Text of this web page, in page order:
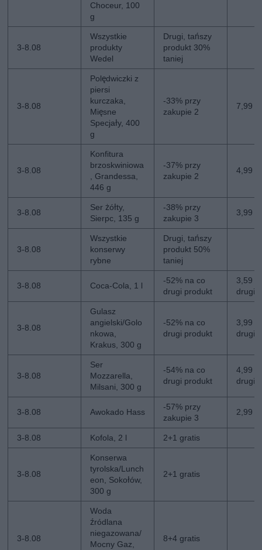
Choceur, 100
g
3-8.08
Wszystkie
produkty
Wedel
Drugi, tańszy
produkt 30%
taniej
3-8.08
Polędwiczki z
piersi
kurczaka,
Mięsne
Specjały, 400
g
-33% przy
zakupie 2
7,99
3-8.08
Konfitura
brzoskwiniowa
, Grandessa,
446 g
-37% przy
zakupie 2
4,99
3-8.08
Ser żółty,
Sierpc, 135 g
-38% przy
zakupie 3
3,99
3-8.08
Wszystkie
konserwy
rybne
Drugi, tańszy
produkt 50%
taniej
3-8.08 Coca-Cola, 1 l
-52% na co
drugi produkt
3,59
drugi
3-8.08
Gulasz
angielski/Golo
nkowa,
Krakus, 300 g
-52% na co
drugi produkt
3,99
drugi
3-8.08
Ser
Mozzarella,
Milsani, 300 g
-54% na co
drugi produkt
4,99
drugi
3-8.08 Awokado Hass
-57% przy
zakupie 3
2,99
3-8.08 Kofola, 2 l 2+1 gratis
3-8.08
Konserwa
tyrolska/Lunch
eon, Sokołów,
300 g
2+1 gratis
3-8.08
Woda
źródlana
niegazowana/
Mocny Gaz,
8+4 gratis